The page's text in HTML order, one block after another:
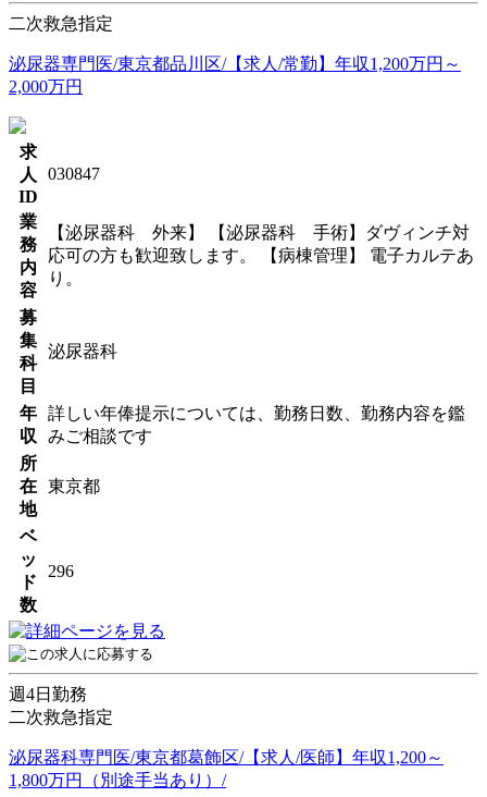
二次救急指定
泌尿器専門医/東京都品川区/【求人/常勤】年収1,200万円～
2,000万円
求
人
ID
030847
業
務
内
容
【泌尿器科 外来】 【泌尿器科 手術】ダヴィンチ対
応可の方も歓迎致します。 【病棟管理】 電子カルテあ
り。
募
集
科
目
泌尿器科
年
収
詳しい年俸提示については、勤務日数、勤務内容を鑑
みご相談です
所
在
地
東京都
ベ
ッ
ド
数
296
週4日勤務
二次救急指定
泌尿器科専門医/東京都葛飾区/【求人/医師】年収1,200～
1,800万円（別途手当あり）/